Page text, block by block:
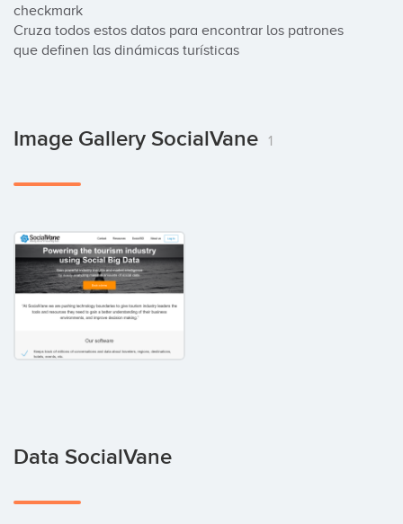
checkmark
Cruza todos estos datos para encontrar los patrones
que definen las dinámicas turísticas
Image Gallery SocialVane 1
Data SocialVane